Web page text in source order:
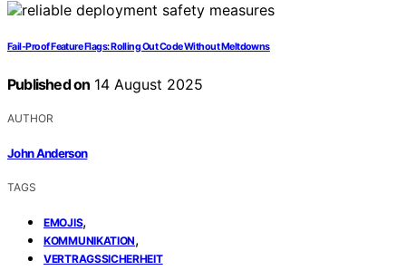
Fail‑Proof Feature Flags: Rolling Out Code Without Meltdowns
Published on 14 August 2025
AUTHOR
John Anderson
TAGS
EMOJIS,
KOMMUNIKATION,
VERTRAGSSICHERHEIT